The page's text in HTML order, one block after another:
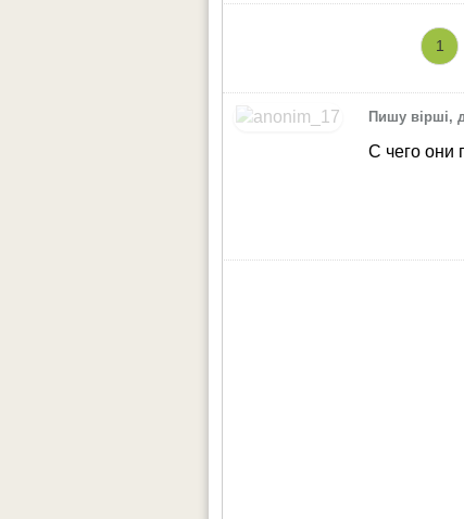
1
Пишу вірші,
С чего они